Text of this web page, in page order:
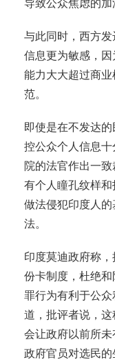
导致公众焦虑的加
与此同时，西方
信息更为敏感，
能力大大超过商
范。
即使是在不发达
控公众个人信息
院的法官作出一
有个人瞳孔纹样
做法侵犯印度人
法。
印度莫迪政府称
份卡制度，杜绝
罪行为有利于公
道，批评者说，
会让政府以前所
政府官员对选民